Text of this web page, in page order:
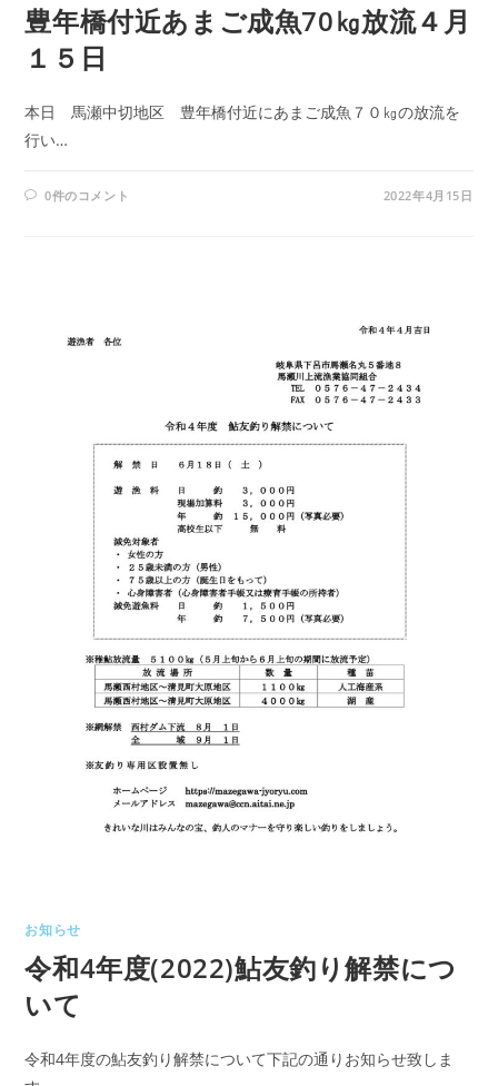
豊年橋付近あまご成魚70㎏放流４月
１５日
本日 馬瀬中切地区 豊年橋付近にあまご成魚７０㎏の放流を
行い…
0件のコメント 2022年4月15日
お知らせ
令和4年度(2022)鮎友釣り解禁につ
いて
令和4年度の鮎友釣り解禁について下記の通りお知らせ致しま